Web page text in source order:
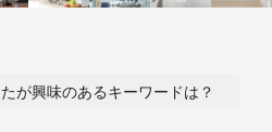
が興味のあるキーワードは？